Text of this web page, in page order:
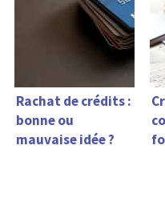
Rachat de crédits :
bonne ou
mauvaise idée ?